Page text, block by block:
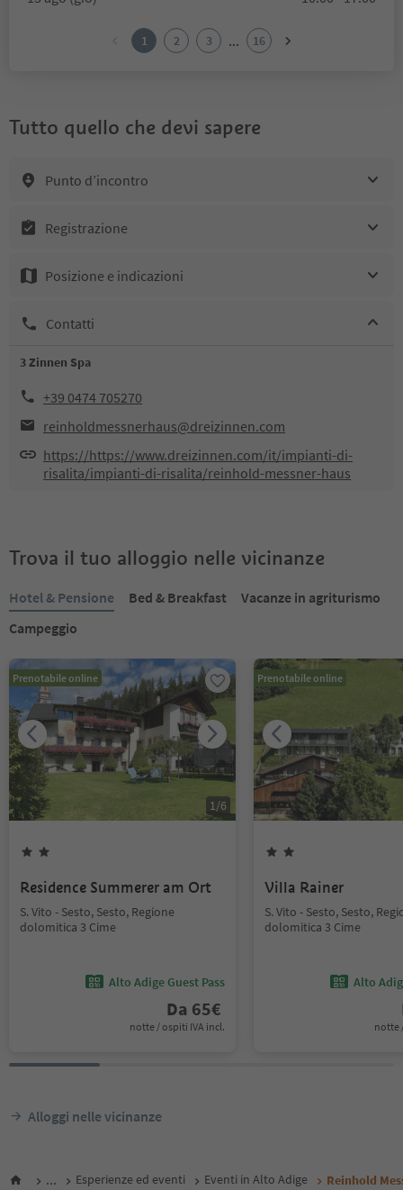
1 2 3 ... 16
Tutto quello che devi sapere
Punto d’incontro
Registrazione
Posizione e indicazioni
Contatti
3 Zinnen Spa
+39 0474 705270
reinholdmessnerhaus@dreizinnen.com
https://https://www.dreizinnen.com/it/impianti-di-
risalita/impianti-di-risalita/reinhold-messner-haus
Trova il tuo alloggio nelle vicinanze
Hotel & Pensione Bed & Breakfast
Vacanze in agriturismo
Campeggio
Prenotabile online
1/6
Residence Summerer am Ort
S. Vito - Sesto, Sesto, Regione
dolomitica 3 Cime
Alto Adige Guest Pass
Da 65€
notte / ospiti IVA incl.
Prenotabile online
Villa Rainer
S. Vito - Sesto, Sesto,
dolomitica 3 Cime
Alto
notte
Alloggi nelle vicinanze
... Esperienze ed eventi Eventi in Alto Adige Reinhold